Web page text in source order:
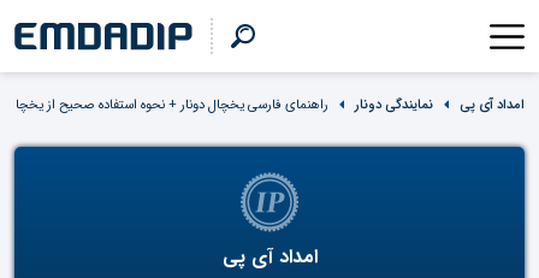
امداد آی پی نمایندگی دونار راهنمای فارسی یخچال دونار + نحوه استفاده صحیح از یخچال
امداد آی پی